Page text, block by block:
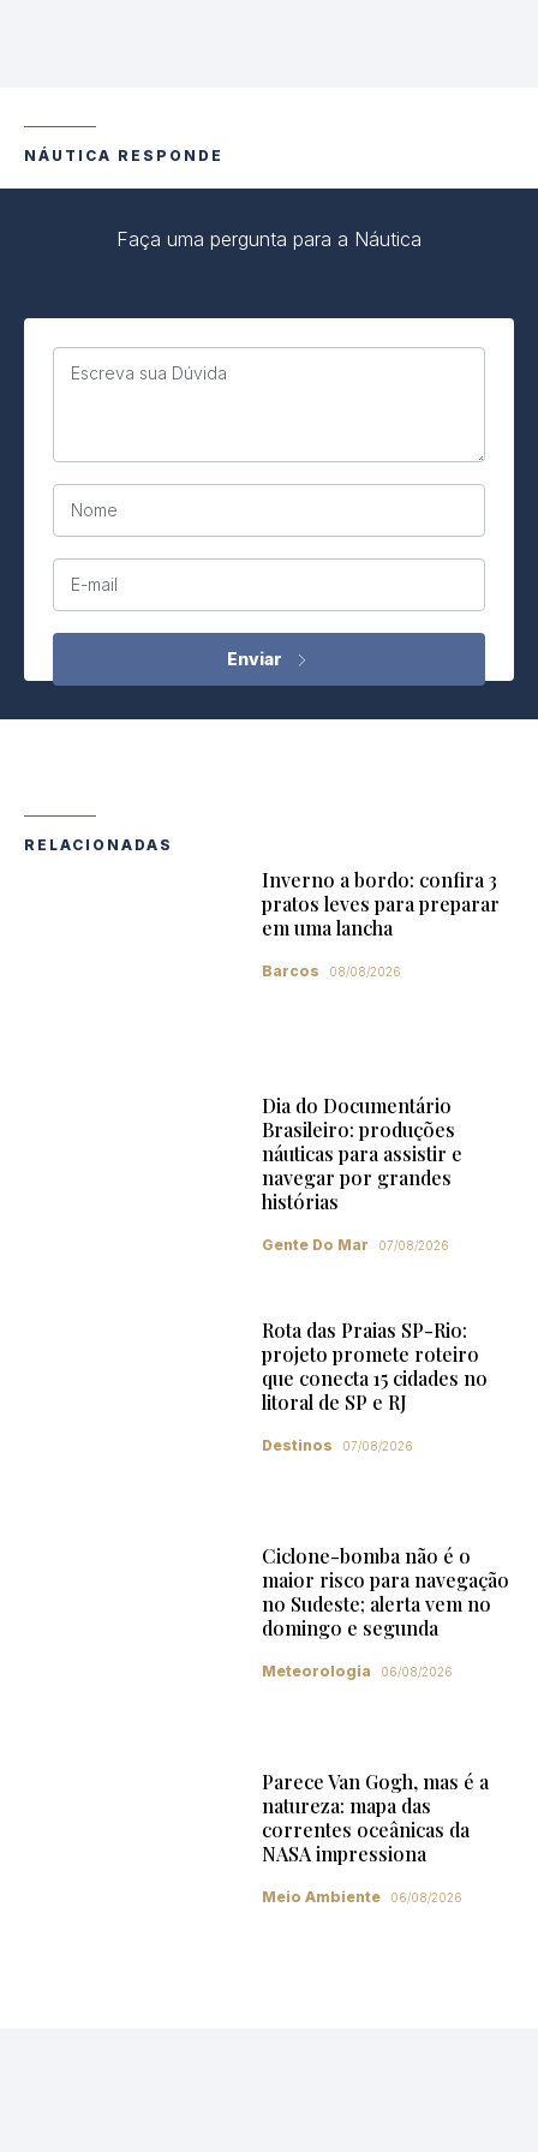
NÁUTICA RESPONDE
Faça uma pergunta para a Náutica
Escreva sua Dúvida
Nome
E-mail
RELACIONADAS
Inverno a bordo: confira 3
pratos leves para preparar
em uma lancha
Barcos 08/08/2026
Dia do Documentário
Brasileiro: produções
náuticas para assistir e
navegar por grandes
histórias
Gente Do Mar 07/08/2026
Rota das Praias SP-Rio:
projeto promete roteiro
que conecta 15 cidades no
litoral de SP e RJ
Destinos 07/08/2026
Ciclone-bomba não é o
maior risco para navegação
no Sudeste; alerta vem no
domingo e segunda
Meteorologia 06/08/2026
Parece Van Gogh, mas é a
natureza: mapa das
correntes oceânicas da
NASA impressiona
Meio Ambiente 06/08/2026